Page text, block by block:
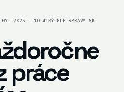
07. 2025 · 10:41RÝCHLE SPRÁVY SK
práce